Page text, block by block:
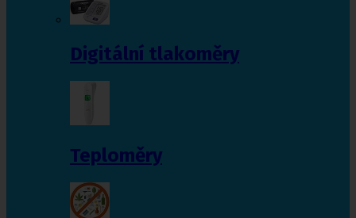
Digitální tlakoměry
Teploměry